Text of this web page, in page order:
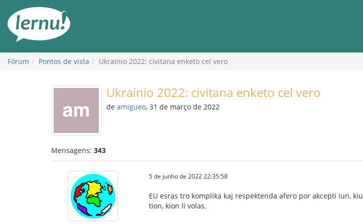
conteúdo
Fórum Pontos de vista Ukrainio 2022: civitana enketo cel vero
Ukrainio 2022: civitana enketo cel vero
de amigueo, 31 de março de 2022
Mensagens: 343
5 de junho de 2022 22:35:58
EU esras tro komplika kaj respektenda afero por akcepti iun,
tion, kion li volas.